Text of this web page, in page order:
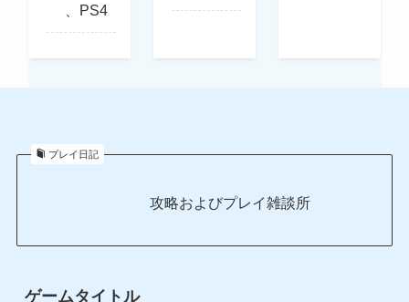
、PS4
プレイ日記
攻略およびプレイ雑談所
ゲームタイトル